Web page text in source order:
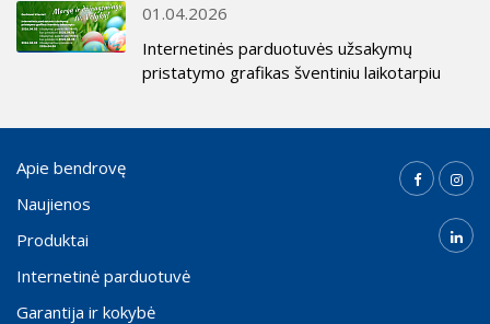
01.04.2026
Internetinės parduotuvės užsakymų
pristatymo grafikas šventiniu laikotarpiu
Apie bendrovę
Naujienos
Produktai
Internetinė parduotuvė
Garantija ir kokybė